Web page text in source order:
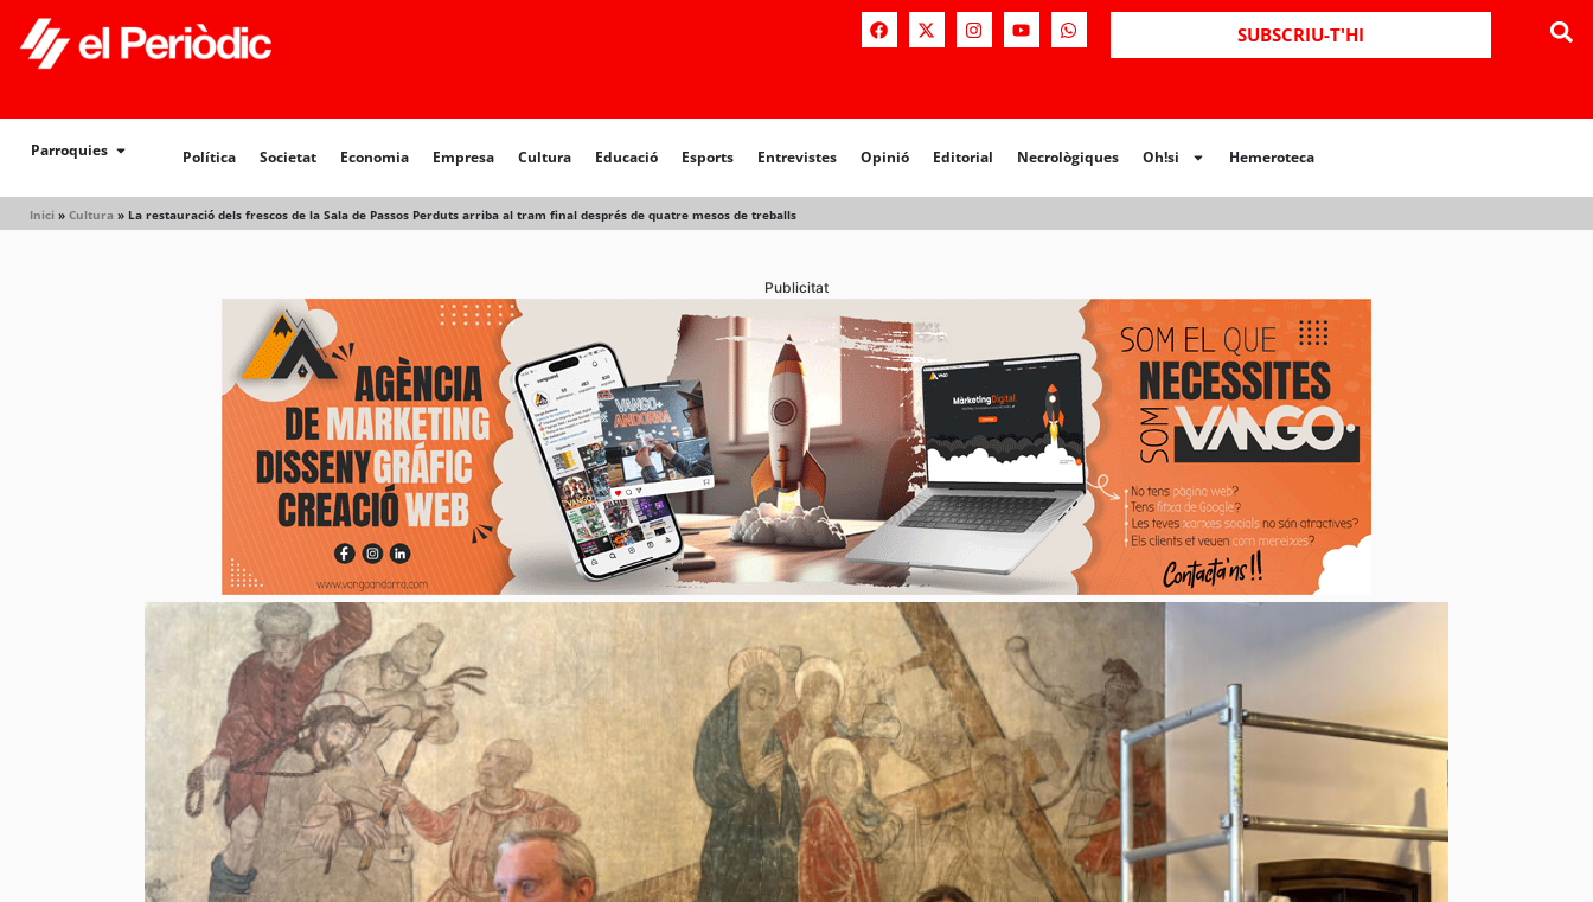
SUBSCRIU-T'HI
Parroquies Política Societat Economia Empresa Cultura Educació Esports Entrevistes Opinió Editorial Necrològiques Oh!si Hemeroteca
Inici » Cultura » La restauració dels frescos de la Sala de Passos Perduts arriba al tram final després de quatre mesos de treballs
Publicitat